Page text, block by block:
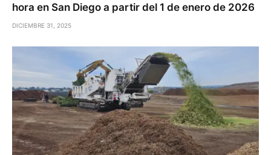
hora en San Diego a partir del 1 de enero de 2026
DICIEMBRE 31, 2025